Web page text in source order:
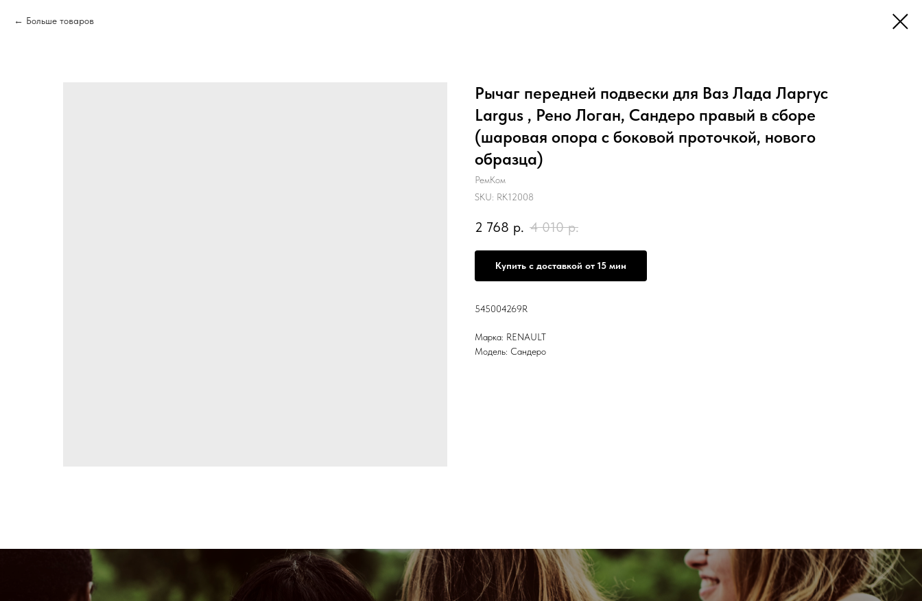
Больше товаров
Рычаг передней подвески для Ваз Лада Ларгус
Largus , Рено Логан, Сандеро правый в сборе
(шаровая опора с боковой проточкой, нового
образца)
РемКом
SKU: RK12008
2 768 р. 4 010 р.
Купить с доставкой от 15 мин
545004269R
Марка: RENAULT
Модель: Сандеро